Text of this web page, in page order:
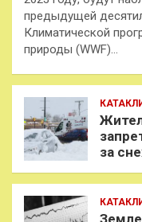
предыдущей
Климатической
природы (WWF)…
за